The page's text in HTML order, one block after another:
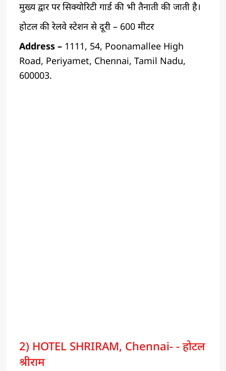
मुख्य द्वार पर सिक्योरिटी गार्ड की भी तैनाती की जाती है।
होटल की रेलवे स्टेशन से दूरी – 600 मीटर
Address –1111, 54, Poonamallee High
Road, Periyamet, Chennai, Tamil Nadu,
600003.
2) HOTEL SHRIRAM, Chennai- - होटल
श्रीराम